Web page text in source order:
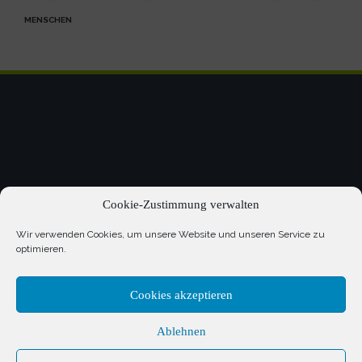
Cookie-Zustimmung verwalten
Wir verwenden Cookies, um unsere Website und unseren Service zu
optimieren.
Cookies akzeptieren
Ablehnen
MENSCHEN